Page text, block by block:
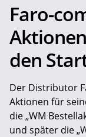
Faro-
den
Der Distributor
Aktionen für
die „WM
und später die